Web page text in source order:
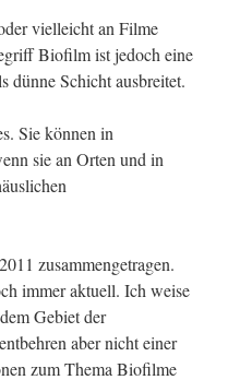
vielleicht an Filme
Biofilm ist jedoch eine
dünne Schicht ausbreitet.
Sie können in
sie an Orten und in
zusammengetragen.
immer aktuell. Ich weise
Gebiet der
aber nicht einer
zum Thema Biofilme